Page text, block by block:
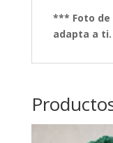
*** Foto de
adapta a